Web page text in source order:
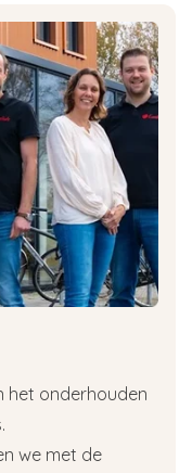
het onderhouden
we met de